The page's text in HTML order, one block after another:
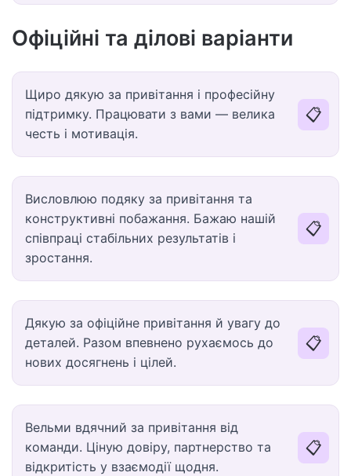
Офіційні та ділові варіанти
Щиро дякую за привітання і професійну
підтримку. Працювати з вами — велика
честь і мотивація.
📋
Висловлюю подяку за привітання та
конструктивні побажання. Бажаю нашій
співпраці стабільних результатів і
зростання.
📋
Дякую за офіційне привітання й увагу до
деталей. Разом впевнено рухаємось до
нових досягнень і цілей.
📋
Вельми вдячний за привітання від
команди. Ціную довіру, партнерство та
відкритість у взаємодії щодня.
📋